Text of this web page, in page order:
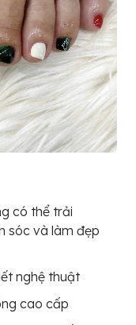
có thể trải
sóc và làm đẹp
nghệ thuật
cao cấp